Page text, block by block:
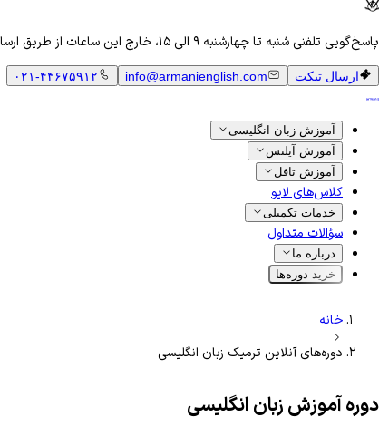
پاسخ‌گویی تلفنی شنبه تا چهارشنبه ۹ الی ۱۵، خارج این ساعات از طریق ارسال ایمیل
ارسال تیکت info@armanienglish.com ۰۲۱-۴۴۶۷۵۹۱۲
آموزش زبان انگلیسی
آموزش آیلتس
آموزش تافل
کلاس‌های لایو
خدمات تکمیلی
سؤالات متداول
درباره ما
خرید دوره‌ها
خانه
دوره‌های آنلاین ترمیک زبان انگلیسی
دوره آموزش زبان انگلیسی